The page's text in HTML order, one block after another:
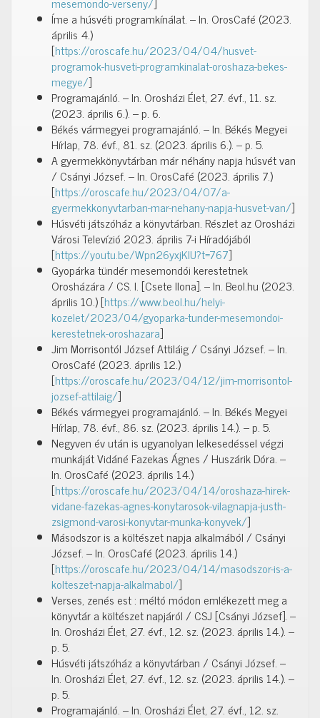
Íme a húsvéti programkínálat. – In. OrosCafé (2023.
április 4.)
[https://oroscafe.hu/2023/04/04/husvet-
programok-husveti-programkinalat-oroshaza-bekes-
megye/]
Programajánló. – In. Orosházi Élet, 27. évf., 11. sz.
(2023. április 6.). – p. 6.
Békés vármegyei programajánló. – In. Békés Megyei
Hírlap, 78. évf., 81. sz. (2023. április 6.). – p. 5.
A gyermekkönyvtárban már néhány napja húsvét van
/ Csányi József. – In. OrosCafé (2023. április 7.)
[https://oroscafe.hu/2023/04/07/a-
gyermekkonyvtarban-mar-nehany-napja-husvet-van/]
Húsvéti játszóház a könyvtárban. Részlet az Orosházi
Városi Televízió 2023. április 7-i Híradójából
[https://youtu.be/Wpn26yxjKIU?t=767]
Gyopárka tündér mesemondói kerestetnek
Orosházára / CS. I. [Csete Ilona]. – In. Beol.hu (2023.
április 10.) [https://www.beol.hu/helyi-
kozelet/2023/04/gyoparka-tunder-mesemondoi-
kerestetnek-oroshazara]
Jim Morrisontól József Attiláig / Csányi József. – In.
OrosCafé (2023. április 12.)
[https://oroscafe.hu/2023/04/12/jim-morrisontol-
jozsef-attilaig/]
Békés vármegyei programajánló. – In. Békés Megyei
Hírlap, 78. évf., 86. sz. (2023. április 14.). – p. 5.
Negyven év után is ugyanolyan lelkesedéssel végzi
munkáját Vidáné Fazekas Ágnes / Huszárik Dóra. –
In. OrosCafé (2023. április 14.)
[https://oroscafe.hu/2023/04/14/oroshaza-hirek-
vidane-fazekas-agnes-konytarosok-vilagnapja-justh-
zsigmond-varosi-konyvtar-munka-konyvek/]
Másodszor is a költészet napja alkalmából / Csányi
József. – In. OrosCafé (2023. április 14.)
[https://oroscafe.hu/2023/04/14/masodszor-is-a-
kolteszet-napja-alkalmabol/]
Verses, zenés est : méltó módon emlékezett meg a
könyvtár a költészet napjáról / CSJ [Csányi József]. –
In. Orosházi Élet, 27. évf., 12. sz. (2023. április 14.). –
p. 5.
Húsvéti játszóház a könyvtárban / Csányi József. –
In. Orosházi Élet, 27. évf., 12. sz. (2023. április 14.). –
p. 5.
Programajánló. – In. Orosházi Élet, 27. évf., 12. sz.